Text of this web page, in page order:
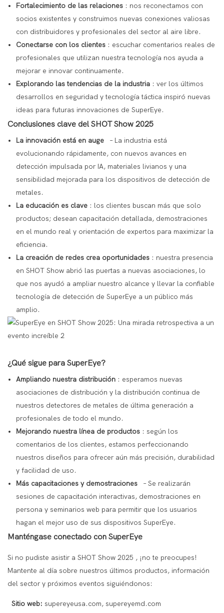
Fortalecimiento de las relaciones : nos reconectamos con
socios existentes y construimos nuevas conexiones valiosas
con distribuidores y profesionales del sector al aire libre.
Conectarse con los clientes : escuchar comentarios reales de
profesionales que utilizan nuestra tecnología nos ayuda a
mejorar e innovar continuamente.
Explorando las tendencias de la industria : ver los últimos
desarrollos en seguridad y tecnología táctica inspiró nuevas
ideas para futuras innovaciones de SuperEye.
Conclusiones clave del SHOT Show 2025
La innovación está en auge
– La industria está
evolucionando rápidamente, con nuevos avances en
detección impulsada por IA, materiales livianos y una
sensibilidad mejorada para los dispositivos de detección de
metales.
La educación es clave : los clientes buscan más que solo
productos; desean capacitación detallada, demostraciones
en el mundo real y orientación de expertos para maximizar la
eficiencia.
La creación de redes crea oportunidades : nuestra presencia
en SHOT Show abrió las puertas a nuevas asociaciones, lo
que nos ayudó a ampliar nuestro alcance y llevar la confiable
tecnología de detección de SuperEye a un público más
amplio.
¿Qué sigue para SuperEye?
Ampliando nuestra distribución : esperamos nuevas
asociaciones de distribución y la distribución continua de
nuestros detectores de metales de última generación a
profesionales de todo el mundo.
Mejorando nuestra línea de productos : según los
comentarios de los clientes, estamos perfeccionando
nuestros diseños para ofrecer aún más precisión, durabilidad
y facilidad de uso.
Más capacitaciones y demostraciones
– Se realizarán
sesiones de capacitación interactivas, demostraciones en
persona y seminarios web para permitir que los usuarios
hagan el mejor uso de sus dispositivos SuperEye.
Manténgase conectado con SuperEye
Si no pudiste asistir a SHOT Show 2025 , ¡no te preocupes!
Mantente al día sobre nuestros últimos productos, información
del sector y próximos eventos siguiéndonos:
Sitio web: supereyeusa.com, supereyemd.com